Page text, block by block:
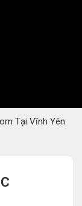
Tại Vĩnh Yên